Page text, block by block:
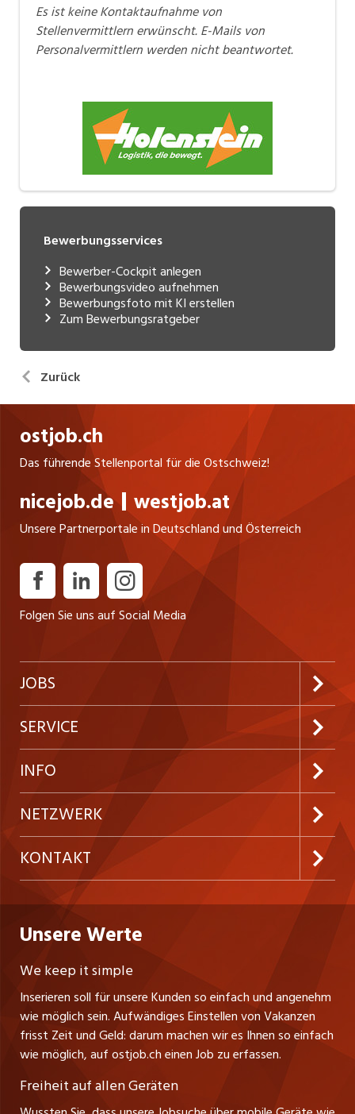
Es ist keine Kontaktaufnahme von
Stellenvermittlern erwünscht. E-Mails von
Personalvermittlern werden nicht beantwortet.
Bewerbungsservices
Bewerber-Cockpit anlegen
Bewerbungsvideo aufnehmen
Bewerbungsfoto mit KI erstellen
Zum Bewerbungsratgeber
Zurück
ostjob.ch
Das führende Stellenportal für die Ostschweiz!
nicejob.de westjob.at
Unsere Partnerportale in Deutschland und Österreich
Folgen Sie uns auf Social Media
JOBS
Jobabo abonnieren
Neue Stellen
Festanstellungen
Temporäre Jobs
Freelance Jobs
Praktika
Lehrstellen
Führungspositionen
Management / Kader-Jobs
Berufsgruppen
SERVICE
Kundenlogin
Inserieren
Firmen
Personalvermittler
INFO
Preise & Leistungen
AGB
Datenschutzerklärung
Nutzungsbedingungen
Stellenmeldepflicht
Schnittstelle
Impressum
NETZWERK
westjob.at
nicejob.de
myjob.ch
zentraljob.ch
jobbasel.ch
jobbern.ch
jobmittelland.ch
KONTAKT
CH Media Classifieds AG
Fürstenlandstrasse 122
CH-9001 St. Gallen
Tel. +41 71 272 73 80
info@ostjob.ch/inserate@ostjob.ch
Henrik Jasek
Leiter ostjob.ch
Fredy Pillinger
Verkauf und Beratung
Unsere Werte
We keep it simple
Inserieren soll für unsere Kunden so einfach und angenehm
wie möglich sein. Aufwändiges Einstellen von Vakanzen
frisst Zeit und Geld: darum machen wir es Ihnen so einfach
wie möglich, auf ostjob.ch einen Job zu erfassen.
Freiheit auf allen Geräten